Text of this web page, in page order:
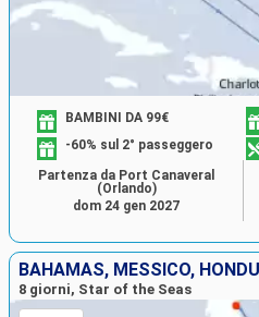
BAMBINI DA 99€
-60% sul 2° passeggero
Partenza da Port Canaveral
(Orlando)
dom 24 gen 2027
BAHAMAS, MESSICO,
8 giorni, Star of the Seas